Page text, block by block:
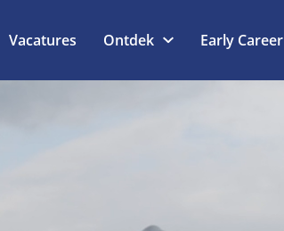
Vacatures Ontdek Early Career